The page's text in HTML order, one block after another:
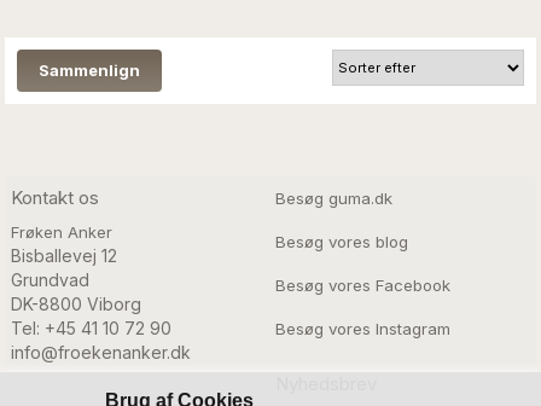
Kontakt os
Frøken Anker
Bisballevej 12
Grundvad
DK-8800 Viborg
Tel: +45 41 10 72 90
info@froekenanker.dk
Besøg guma.dk
Besøg vores blog
Besøg vores Facebook
Besøg vores Instagram
Brug af Cookies